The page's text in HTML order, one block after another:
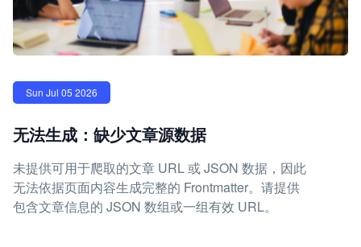
Sun Jul 05 2026
无法生成：缺少文章源数据
未提供可用于爬取的文章 URL 或 JSON 数据，因此
无法依据页面内容生成完整的 Frontmatter。请提供
包含文章信息的 JSON 数组或一组有效 URL。